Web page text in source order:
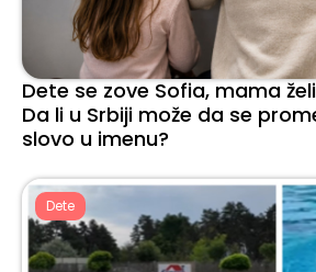
Dete se zove Sofia, mama
Da li u Srbiji može da se
slovo u imenu?
Dete